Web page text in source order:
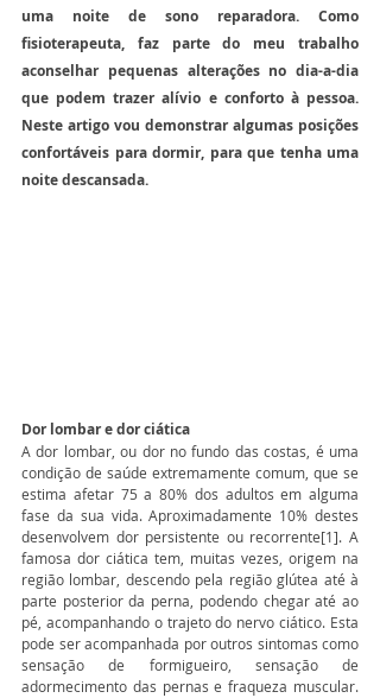
uma noite de sono reparadora. Como
fisioterapeuta, faz parte do meu trabalho
aconselhar pequenas alterações no dia-a-dia
que podem trazer alívio e conforto à pessoa.
Neste artigo vou demonstrar algumas posições
confortáveis para dormir, para que tenha uma
noite descansada.
Dor lombar e dor ciática
A dor lombar, ou dor no fundo das costas, é uma
condição de saúde extremamente comum, que se
estima afetar 75 a 80% dos adultos em alguma
fase da sua vida. Aproximadamente 10% destes
desenvolvem dor persistente ou recorrente[1]. A
famosa dor ciática tem, muitas vezes, origem na
região lombar, descendo pela região glútea até à
parte posterior da perna, podendo chegar até ao
pé, acompanhando o trajeto do nervo ciático. Esta
pode ser acompanhada por outros sintomas como
sensação de formigueiro, sensação de
adormecimento das pernas e fraqueza muscular.